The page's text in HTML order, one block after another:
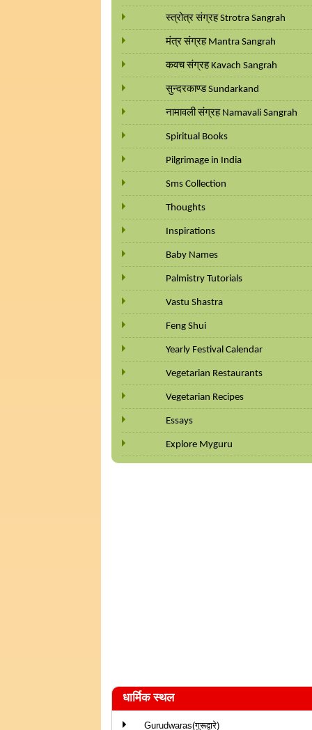
स्त्रोत्र संग्रह Strotra Sangrah
मंत्र संग्रह Mantra Sangrah
कवच संग्रह Kavach Sangrah
सुन्दरकाण्ड Sundarkand
नामावली संग्रह Namavali Sangrah
Spiritual Books
Pilgrimage in India
Sms Collection
Thoughts
Inspirations
Baby Names
Palmistry Tutorials
Vastu Shastra
Feng Shui
Yearly Festival Calendar
Vegetarian Restaurants
Vegetarian Recipes
Essays
Explore Myguru
धार्मिक स्थल
Gurudwaras(गुरूद्वारे)